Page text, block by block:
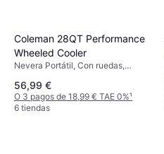
Coleman 28QT Performance
Wheeled Cooler
Nevera Portátil, Con ruedas,
56,99 €
O 3 pagos de 18,99 € TAE 0%¹
6 tiendas